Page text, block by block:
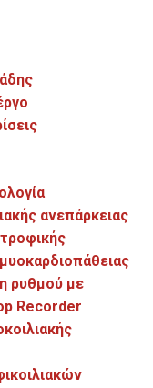
3117 Λεμεσός,
ανεπάρκειας
ρυθμού με
Recorder